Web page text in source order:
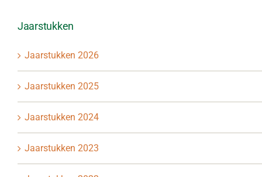
Jaarstukken
Jaarstukken 2026
Jaarstukken 2025
Jaarstukken 2024
Jaarstukken 2023